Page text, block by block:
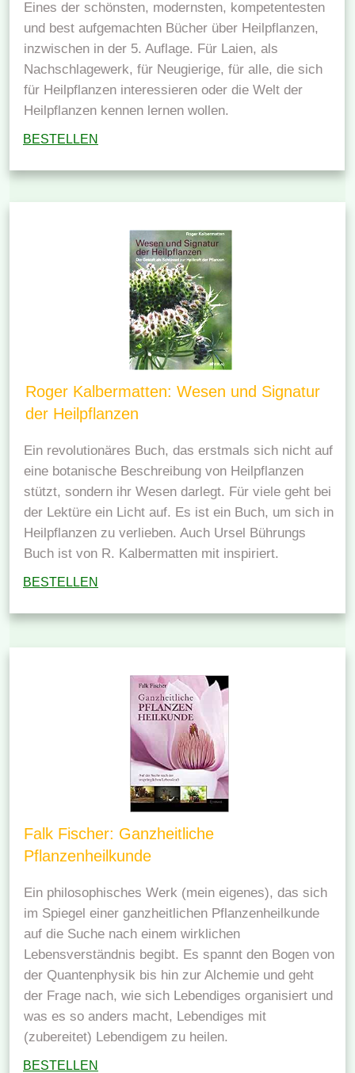
Eines der schönsten, modernsten, kompetentesten
und best aufgemachten Bücher über Heilpflanzen,
inzwischen in der 5. Auflage. Für Laien, als
Nachschlagewerk, für Neugierige, für alle, die sich
für Heilpflanzen interessieren oder die Welt der
Heilpflanzen kennen lernen wollen.
BESTELLEN
Roger Kalbermatten: Wesen und Signatur
der Heilpflanzen
Ein revolutionäres Buch, das erstmals sich nicht auf
eine botanische Beschreibung von Heilpflanzen
stützt, sondern ihr Wesen darlegt. Für viele geht bei
der Lektüre ein Licht auf. Es ist ein Buch, um sich in
Heilpflanzen zu verlieben. Auch Ursel Bührungs
Buch ist von R. Kalbermatten mit inspiriert.
BESTELLEN
Falk Fischer: Ganzheitliche
Pflanzenheilkunde
Ein philosophisches Werk (mein eigenes), das sich
im Spiegel einer ganzheitlichen Pflanzenheilkunde
auf die Suche nach einem wirklichen
Lebensverständnis begibt. Es spannt den Bogen von
der Quantenphysik bis hin zur Alchemie und geht
der Frage nach, wie sich Lebendiges organisiert und
was es so anders macht, Lebendiges mit
(zubereitet) Lebendigem zu heilen.
BESTELLEN